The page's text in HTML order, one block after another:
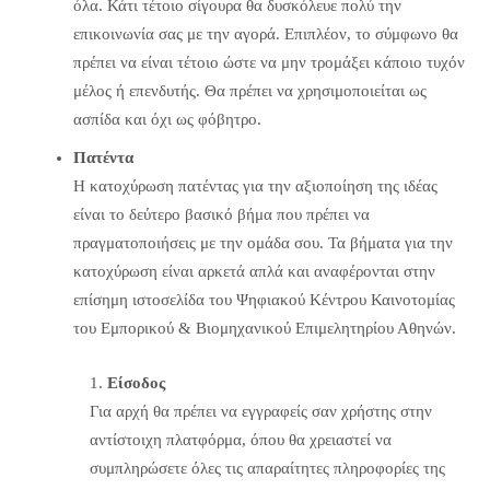
όλα. Κάτι τέτοιο σίγουρα θα δυσκόλευε πολύ την
επικοινωνία σας με την αγορά. Επιπλέον, το σύμφωνο θα
πρέπει να είναι τέτοιο ώστε να μην τρομάξει κάποιο τυχόν
μέλος ή επενδυτής. Θα πρέπει να χρησιμοποιείται ως
ασπίδα και όχι ως φόβητρο.
Πατέντα
Η κατοχύρωση πατέντας για την αξιοποίηση της ιδέας
είναι το δεύτερο βασικό βήμα που πρέπει να
πραγματοποιήσεις με την ομάδα σου. Τα βήματα για την
κατοχύρωση είναι αρκετά απλά και αναφέρονται στην
επίσημη ιστοσελίδα του Ψηφιακού Κέντρου Καινοτομίας
του Εμπορικού & Βιομηχανικού Επιμελητηρίου Αθηνών.
1. Είσοδος
Για αρχή θα πρέπει να εγγραφείς σαν χρήστης στην
αντίστοιχη πλατφόρμα, όπου θα χρειαστεί να
συμπληρώσετε όλες τις απαραίτητες πληροφορίες της